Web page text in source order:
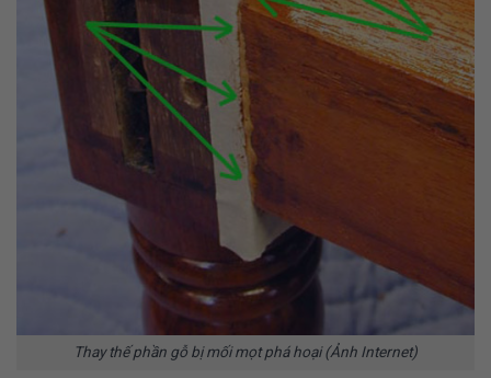
Thay thế phần gỗ bị mối mọt phá hoại (Ảnh Internet)